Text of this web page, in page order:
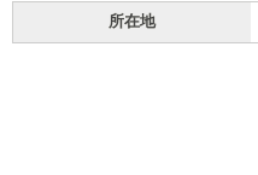
所在地